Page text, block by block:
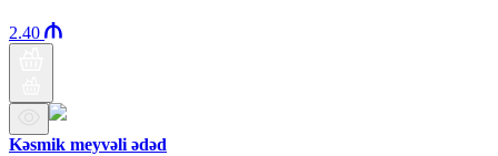
2.40
Kəsmik meyvəli ədəd